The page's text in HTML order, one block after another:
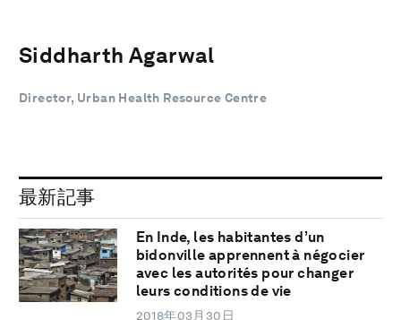
Siddharth Agarwal
Director, Urban Health Resource Centre
最新記事
En Inde, les habitantes d’un
bidonville apprennent à négocier
avec les autorités pour changer
leurs conditions de vie
2018年03月30日